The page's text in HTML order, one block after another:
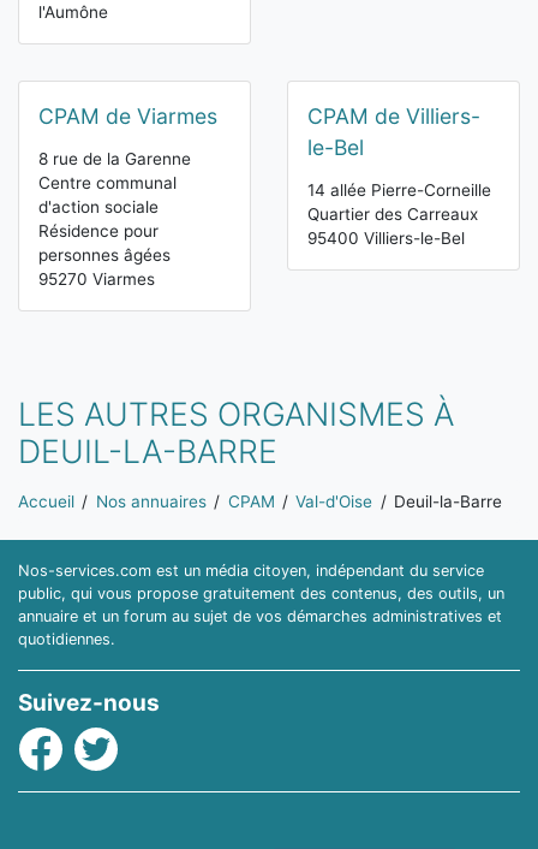
l'Aumône
CPAM de Viarmes
8 rue de la Garenne
Centre communal
d'action sociale
Résidence pour
personnes âgées
95270 Viarmes
CPAM de Villiers-
le-Bel
14 allée Pierre-Corneille
Quartier des Carreaux
95400 Villiers-le-Bel
LES AUTRES ORGANISMES À
DEUIL-LA-BARRE
Vous êtes ici:
Accueil Nos annuaires CPAM Val-d'Oise Deuil-la-Barre
Nos-services.com est un média citoyen, indépendant du service
public, qui vous propose gratuitement des contenus, des outils, un
annuaire et un forum au sujet de vos démarches administratives et
quotidiennes.
Suivez-nous
Facebook
Twitter